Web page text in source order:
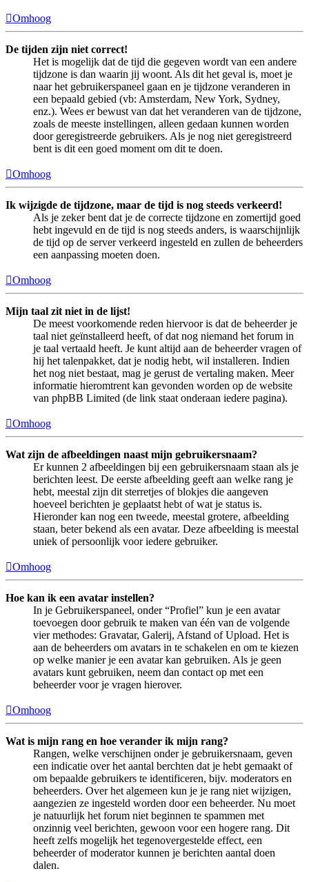
Omhoog
De tijden zijn niet correct!
Het is mogelijk dat de tijd die gegeven wordt van een andere
tijdzone is dan waarin jij woont. Als dit het geval is, moet je
naar het gebruikerspaneel gaan en je tijdzone veranderen in
een bepaald gebied (vb: Amsterdam, New York, Sydney,
enz.). Wees er bewust van dat het veranderen van de tijdzone,
zoals de meeste instellingen, alleen gedaan kunnen worden
door geregistreerde gebruikers. Als je nog niet geregistreerd
bent is dit een goed moment om dit te doen.
Omhoog
Ik wijzigde de tijdzone, maar de tijd is nog steeds verkeerd!
Als je zeker bent dat je de correcte tijdzone en zomertijd goed
hebt ingevuld en de tijd is nog steeds anders, is waarschijnlijk
de tijd op de server verkeerd ingesteld en zullen de beheerders
een aanpassing moeten doen.
Omhoog
Mijn taal zit niet in de lijst!
De meest voorkomende reden hiervoor is dat de beheerder je
taal niet geïnstalleerd heeft, of dat nog niemand het forum in
je taal vertaald heeft. Je kunt altijd aan de beheerder vragen of
hij het talenpakket, dat je nodig hebt, wil installeren. Indien
het nog niet bestaat, mag je gerust de vertaling maken. Meer
informatie hieromtrent kan gevonden worden op de website
van phpBB Limited (de link staat onderaan iedere pagina).
Omhoog
Wat zijn de afbeeldingen naast mijn gebruikersnaam?
Er kunnen 2 afbeeldingen bij een gebruikersnaam staan als je
berichten leest. De eerste afbeelding geeft aan welke rang je
hebt, meestal zijn dit sterretjes of blokjes die aangeven
hoeveel berichten je geplaatst hebt of wat je status is.
Hieronder kan nog een tweede, meestal grotere, afbeelding
staan, beter bekend als een avatar. Deze afbeelding is meestal
uniek of persoonlijk voor iedere gebruiker.
Omhoog
Hoe kan ik een avatar instellen?
In je Gebruikerspaneel, onder “Profiel” kun je een avatar
toevoegen door gebruik te maken van één van de volgende
vier methodes: Gravatar, Galerij, Afstand of Upload. Het is
aan de beheerders om avatars in te schakelen en om te kiezen
op welke manier je een avatar kan gebruiken. Als je geen
avatars kunt gebruiken, neem dan contact op met een
beheerder voor je vragen hierover.
Omhoog
Wat is mijn rang en hoe verander ik mijn rang?
Rangen, welke verschijnen onder je gebruikersnaam, geven
een indicatie over het aantal berchten dat je hebt gemaakt of
om bepaalde gebruikers te identificeren, bijv. moderators en
beheerders. Over het algemeen kun je je rang niet wijzigen,
aangezien ze ingesteld worden door een beheerder. Nu moet
je natuurlijk het forum niet beginnen te spammen met
onzinnig veel berichten, gewoon voor een hogere rang. Dit
heeft zelfs mogelijk het tegenovergestelde effect, een
beheerder of moderator kunnen je berichten aantal doen
dalen.